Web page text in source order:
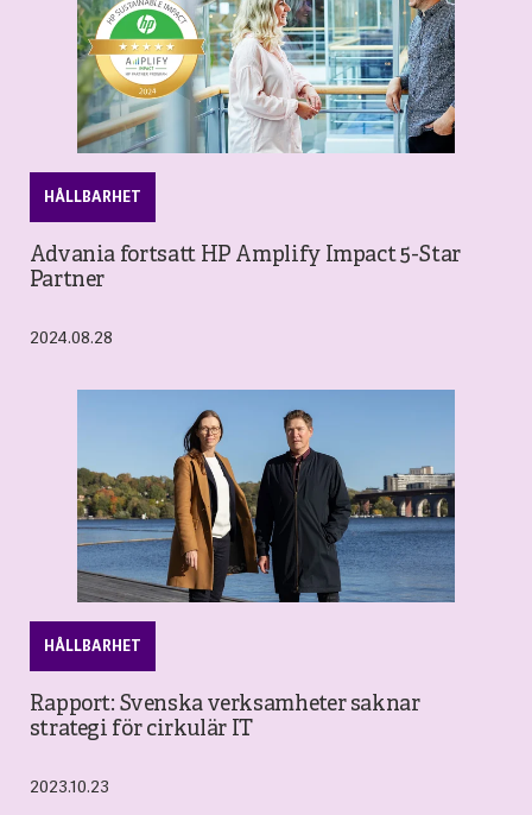
HÅLLBARHET
Advania fortsatt HP Amplify Impact 5-Star
Partner
2024.08.28
HÅLLBARHET
Rapport: Svenska verksamheter saknar
strategi för cirkulär IT
2023.10.23